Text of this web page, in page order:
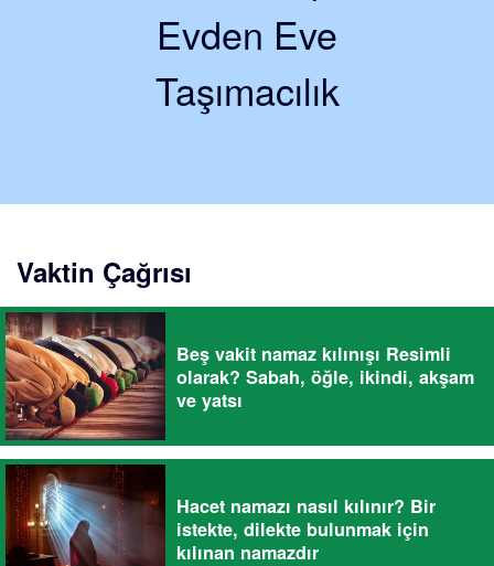
Evden Eve
Taşımacılık
Vaktin Çağrısı
Beş vakit namaz kılınışı Resimli
olarak? Sabah, öğle, ikindi, akşam
ve yatsı
Hacet namazı nasıl kılınır? Bir
istekte, dilekte bulunmak için
kılınan namazdır